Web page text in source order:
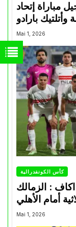
مباراة إتحاد
وأتلتيك بارادو
Mai 1, 2026
كأس الكونفدرالية
: الزمالك
Mai 1, 2026